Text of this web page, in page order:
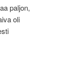
paljon,
oli